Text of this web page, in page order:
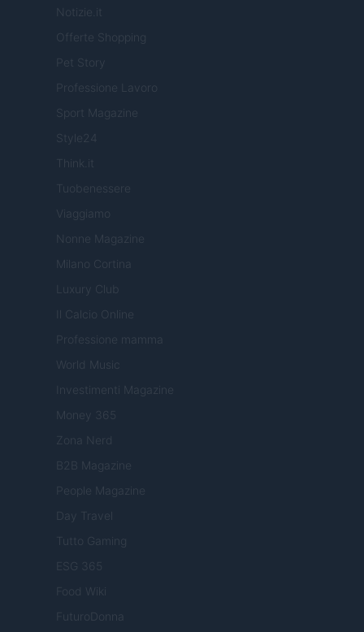
Notizie.it
Offerte Shopping
Pet Story
Professione Lavoro
Sport Magazine
Style24
Think.it
Tuobenessere
Viaggiamo
Nonne Magazine
Milano Cortina
Luxury Club
Il Calcio Online
Professione mamma
World Music
Investimenti Magazine
Money 365
Zona Nerd
B2B Magazine
People Magazine
Day Travel
Tutto Gaming
ESG 365
Food Wiki
FuturoDonna